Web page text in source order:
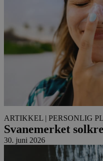
ARTIKKEL | PERSONLIG
Svanemerket
30. juni 2026